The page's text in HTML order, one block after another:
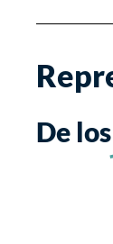
De los